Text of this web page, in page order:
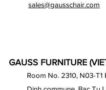
sales@gausschair.com
GAUSS FURNITURE
Room No. 2310, N03-